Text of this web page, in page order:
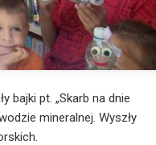
bajki pt. „Skarb na dnie
mineralnej. Wyszły